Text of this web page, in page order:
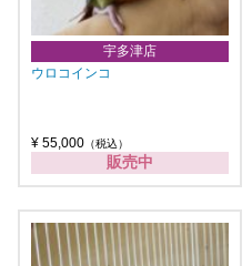
宇多津店
ウロコインコ
¥ 55,000 （税込）
販売中